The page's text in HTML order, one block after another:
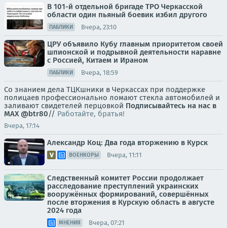
В 101-й отдельной бригаде ТРО Черкасской
области один пьяный боевик избил другого
ПАБЛИКИ Вчера, 23:10
ЦРУ объявило Кубу главным приоритетом своей
шпионской и подрывной деятельности наравне
с Россией, Китаем и Ираном
ПАБЛИКИ Вчера, 18:59
Со знанием дела ТЦКшники в Черкассах при поддержке
полицаев профессионально ломают стекла автомобилей и
заливают свидетелей перцовкой Подписывайтесь на нас в
MAX @btr80// Работайте, братья!
Вчера, 17:14
Александр Коц: Два года вторжению в Курск
ВОЕНКОРЫ Вчера, 11:11
Следственный комитет России продолжает
расследование преступлений украинских
вооружённых формирований, совершённых
после вторжения в Курскую область в августе
2024 года
МНЕНИЯ Вчера, 07:21